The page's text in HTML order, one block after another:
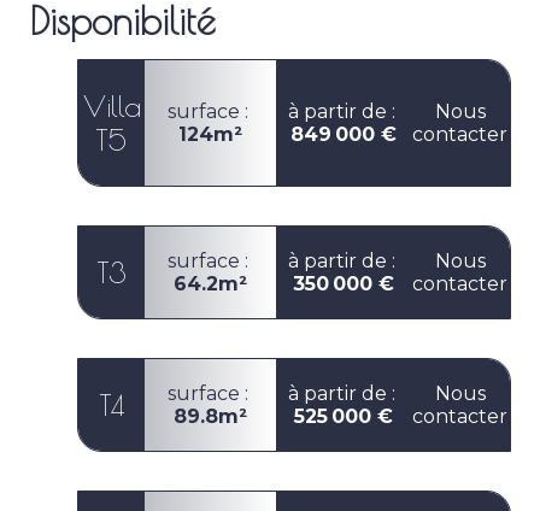
Disponibilité
Villa
T5
surface :
124m²
à partir de :
849 000 €
Nous
contacter
T3
surface :
64.2m²
à partir de :
350 000 €
Nous
contacter
T4
surface :
89.8m²
à partir de :
525 000 €
Nous
contacter